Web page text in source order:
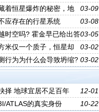
！
03-09
着恒星爆炸的秘密，地
最稀有护盾?
03-08
应存在的行星系统
03-05
时空吗? 霍金早已给出答
不敢承认
03-02
米仅一个质子，恒星却
生?
03-02
行为为什么会导致坍缩?
12-01
择 地球宜居不足百年
10-22
ATLAS的真实身份